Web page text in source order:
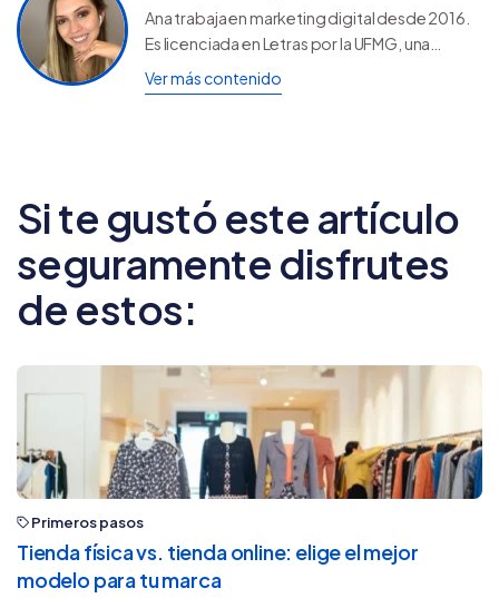
Ana trabaja en marketing digital desde 2016.
Es licenciada en Letras por la UFMG, una
Universidad Federal de Brasil, y descubrió su
verdadera pasión cuando supo que era
Ver más contenido
Si te gustó este artículo
seguramente disfrutes
de estos:
Primeros pasos
Tienda física vs. tienda online: elige el mejor
modelo para tu marca